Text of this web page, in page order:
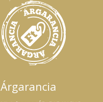
Árgarancia